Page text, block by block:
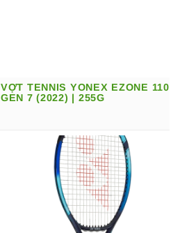
VỢT TENNIS YONEX EZONE 110
GEN 7 (2022) | 255G